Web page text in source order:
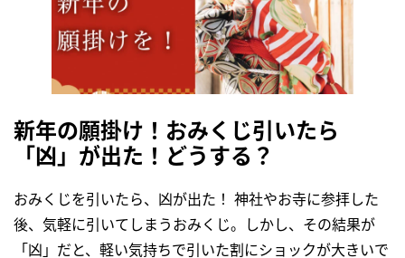
新年の願掛け！おみくじ引いたら
「凶」が出た！どうする？
おみくじを引いたら、凶が出た！ 神社やお寺に参拝した
後、気軽に引いてしまうおみくじ。しかし、その結果が
「凶」だと、軽い気持ちで引いた割にショックが大きいで